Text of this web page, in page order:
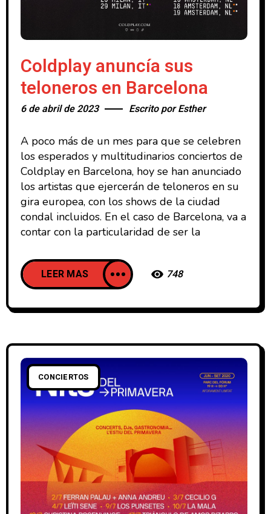
Coldplay anuncía sus
teloneros en Barcelona
6 de abril de 2023 Escrito porEsther
A poco más de un mes para que se celebren
los esperados y multitudinarios conciertos de
Coldplay en Barcelona, hoy se han anunciado
los artistas que ejercerán de teloneros en su
gira europea, con los shows de la ciudad
condal incluidos. En el caso de Barcelona, va a
contar con la particularidad de ser la
LEER MAS 748
CONCIERTOS